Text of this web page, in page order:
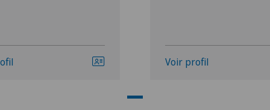
Voir profil